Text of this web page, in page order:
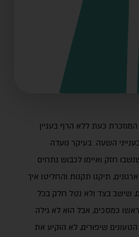
כעת ללא הרף בעניין
השעה. בעיקר נועדה
חזק ואיימו לכבוש נתחים
תיקנו תקנות והחליטו איך
שישב בצד ולא נטל חלק בכל
כמסכים, אבל הוא לא גילה
שיפורים, לא הוקיע את